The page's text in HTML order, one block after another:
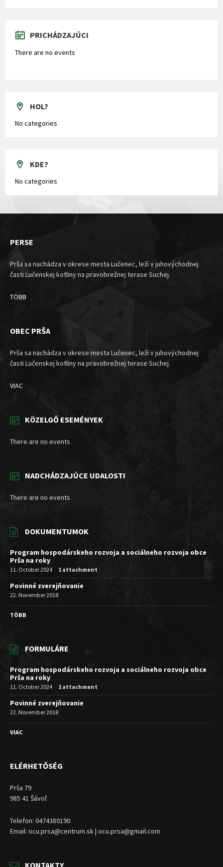
PRICHÁDZAJÚCI
There are no events
HOL?
No categories
KDE?
No categories
PERSE
Prša sa nachádza v okrese mesta Lučenec, leží v juhovýchodnej
časti Lučenskej kotliny na pravobrežnej terase Suchej.
TÖBB
OBEC PRŠA
Prša sa nachádza v okrese mesta Lučenec, leží v juhovýchodnej
časti Lučenskej kotliny na pravobrežnej terase Suchej.
VIAC
KÖZELGŐ ESEMÉNYEK
There are no events
NADCHÁDZAJÚCE UDALOSTI
There are no events
DOKUMENTUMOK
Program hospodárskeho rozvoja a sociálneho rozvoja obce
Prša na roky
11. October 2024 1 attachment
Povinné zverejňovanie
22. November 2018
TÖBB
FORMULÁRE
Program hospodárskeho rozvoja a sociálneho rozvoja obce
Prša na roky
11. October 2024 1 attachment
Povinné zverejňovanie
22. November 2018
VIAC
ELÉRHETŐSÉG
Prša 79
985 41 Šávoľ
Telefon: 0474380190
Email: ocu.prsa@centrum.sk | ocu.prsa@gmail.com
KONTAKTY